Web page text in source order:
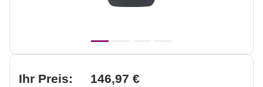
Ihr Preis: 146,97 €